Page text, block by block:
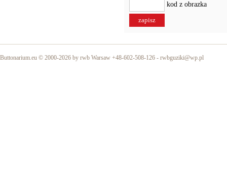
kod z obrazka
Buttonarium.eu © 2000-2026 by rwb Warsaw +48-602-508-126 - rwbguziki@wp.pl